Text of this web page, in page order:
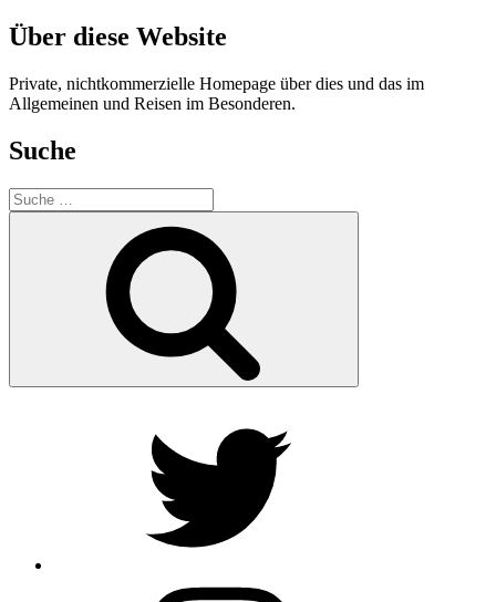
Über diese Website
Private, nichtkommerzielle Homepage über dies und das im
Allgemeinen und Reisen im Besonderen.
Suche
Suche
nach: